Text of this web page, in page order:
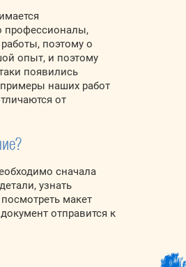
профессионалы,
поэтому о
опыт, и поэтому
появились
наших работ
от
сначала
узнать
макет
отправится к